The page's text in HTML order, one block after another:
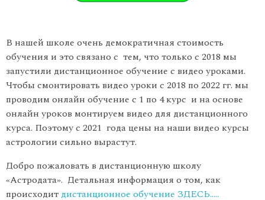
В нашей школе очень демократичная стоимость
обучения и это связано с тем, что только с 2018 мы
запустили дистанционное обучение с видео уроками.
Чтобы смонтировать видео уроки с 2018 по 2022 гг. мы
проводим онлайн обучение с 1 по 4 курс и на основе
онлайн уроков монтируем видео для дистанционного
курса. Поэтому с 2021 года цены на наши видео курсы
астрологии сильно вырастут.
Добро пожаловать в дистанционную школу
«Астродата». Детальная информация о том, как
происходит дистанционное обучение ЗДЕСЬ…..